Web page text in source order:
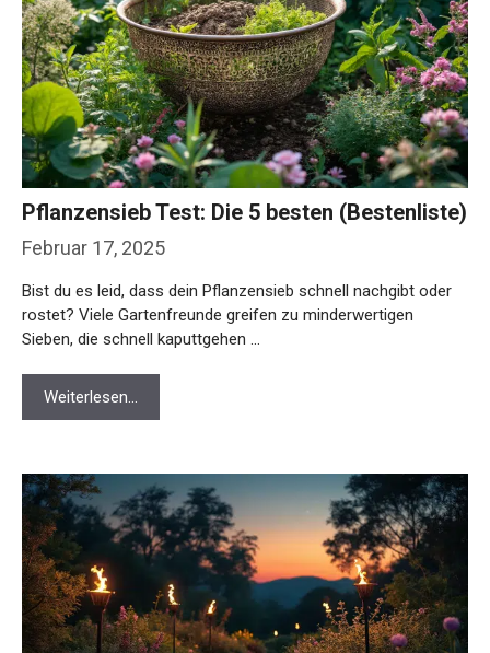
Februar 17, 2025
Pflanzensieb Test: Die 5 besten (Bestenliste)
Bist du es leid, dass dein Pflanzensieb schnell nachgibt oder
rostet? Viele Gartenfreunde greifen zu minderwertigen
Sieben, die schnell kaputtgehen …
Weiterlesen…